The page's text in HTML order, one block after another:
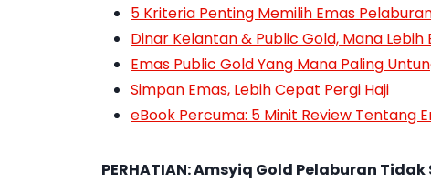
5 Kriteria Penting Memilih Emas
Dinar Kelantan & Public Gold, Mana Lebih
Emas Public Gold Yang Mana Paling
Simpan Emas, Lebih Cepat Pergi Haji
eBook Percuma: 5 Minit Review Tentang
PERHATIAN: Amsyiq Gold Pelaburan Tidak